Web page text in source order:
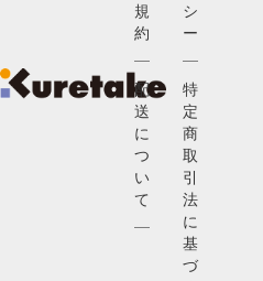
規
約
配
送
に
つ
い
て
シ
ー
特
定
商
取
引
法
に
基
づ